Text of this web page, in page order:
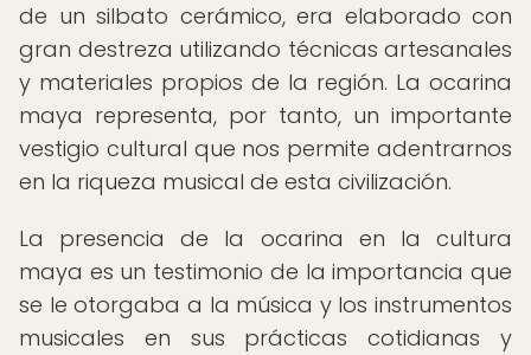
de un silbato cerámico, era elaborado con
gran destreza utilizando técnicas artesanales
y materiales propios de la región. La ocarina
maya representa, por tanto, un importante
vestigio cultural que nos permite adentrarnos
en la riqueza musical de esta civilización.
La presencia de la ocarina en la cultura
maya es un testimonio de la importancia que
se le otorgaba a la música y los instrumentos
musicales en sus prácticas cotidianas y